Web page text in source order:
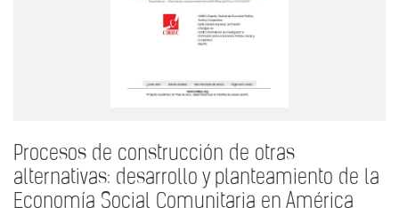
Procesos de construcción de otras
alternativas: desarrollo y planteamiento de la
Economía Social Comunitaria en América